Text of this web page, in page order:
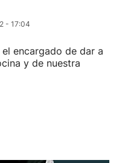
- 17:04
encargado de dar a
y de nuestra